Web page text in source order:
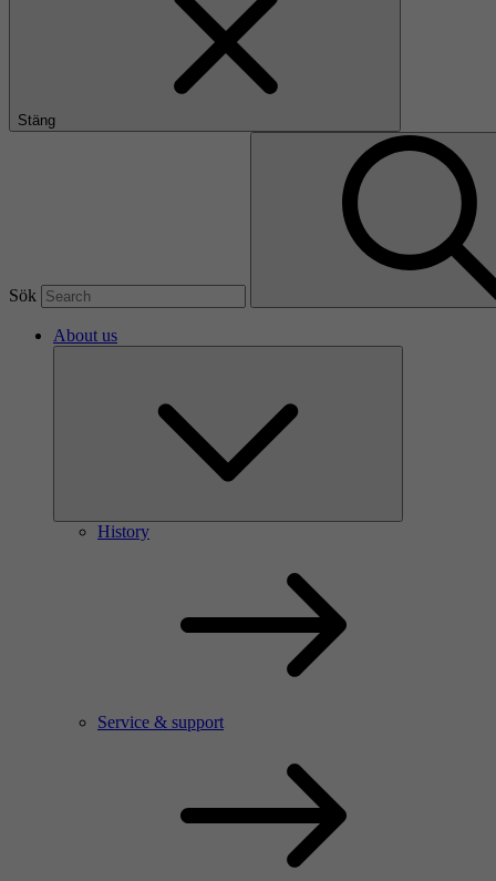
Stäng
Sök
About us
History
Service & support